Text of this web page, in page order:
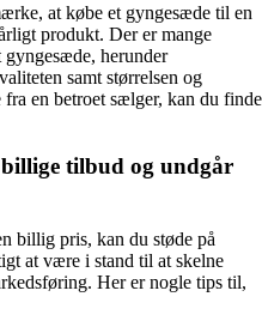
at købe et gyngesæde til en
produkt. Der er mange
gyngesæde, herunder
samt størrelsen og
en betroet sælger, kan du finde
tilbud og undgår
billig pris, kan du støde på
at være i stand til at skelne
Her er nogle tips til,